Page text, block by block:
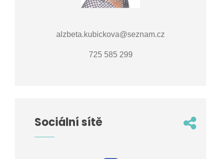
alzbeta.kubickova@seznam.cz
725 585 299
Sociální sítě